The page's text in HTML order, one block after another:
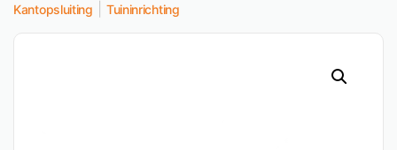
Kantopsluiting Tuininrichting